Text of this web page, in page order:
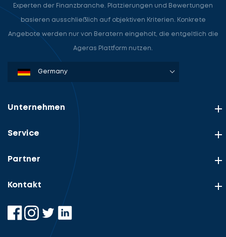
Experten der Finanzbranche. Platzierungen und Bewertungen
basieren ausschließlich auf objektiven Kriterien. Konkrete
Angebote werden nur von Beratern eingeholt, die entgeltlich die
Ageras Plattform nutzen.
Denmark
Sweden
Norway
Netherlands
Germany
USA
Unternehmen
Service
Partner
Kontakt